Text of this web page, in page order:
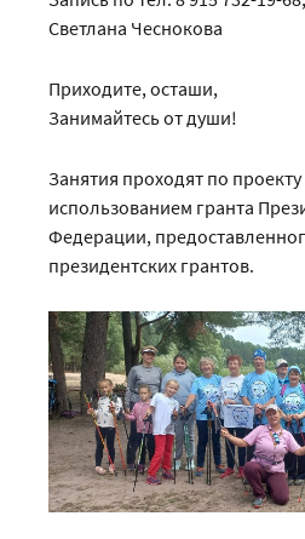
Светлана Чеснокова
Приходите, осташи,
Занимайтесь от души!
Занятия проходят по проекту
использованием гранта
Федерации,
президентских грантов.